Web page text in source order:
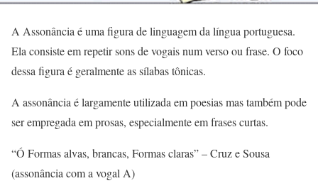
A Assonância é uma figura de linguagem da língua portuguesa.
Ela consiste em repetir sons de vogais num verso ou frase. O foco
dessa figura é geralmente as sílabas tônicas.
A assonância é largamente utilizada em poesias mas também pode
ser empregada em prosas, especialmente em frases curtas.
“Ó Formas alvas, brancas, Formas claras” – Cruz e Sousa
(assonância com a vogal A)